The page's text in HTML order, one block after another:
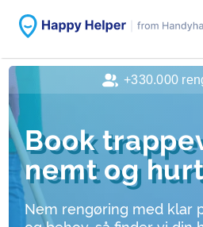
Book
nemt og
Nem rengøring med klar
+330.000